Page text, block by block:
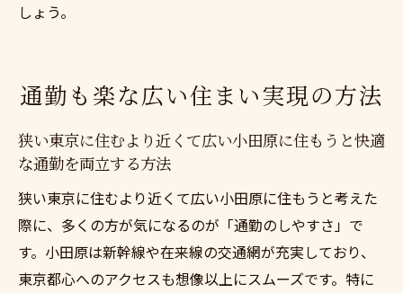
しょう。
通勤も楽な広い住まい実現の方法
狭い東京に住むより近くて広い小田原に住もうと快適
な通勤を両立する方法
狭い東京に住むより近くて広い小田原に住もうと考えた
際に、多くの方が気になるのが「通勤のしやすさ」で
す。小田原は新幹線や在来線の交通網が充実しており、
東京都心へのアクセスも想像以上にスムーズです。特に